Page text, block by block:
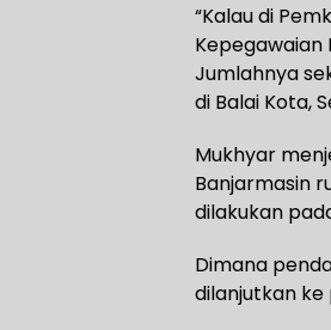
“Kalau di
Jumlahnya
di Balai Kota,
Mukhyar
Banjarmasin
dilakukan
Dimana
dilanjutkan